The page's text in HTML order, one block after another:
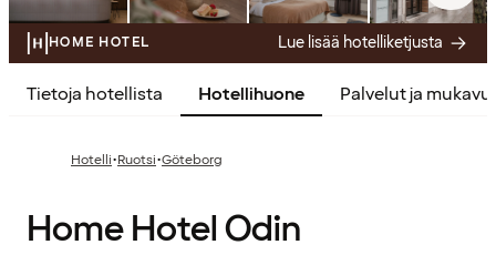
HOME HOTEL Lue lisää hotelliketjusta
Tietoja hotellista Hotellihuone Palvelut ja
Hotelli·Ruotsi·Göteborg
Home Hotel Odin